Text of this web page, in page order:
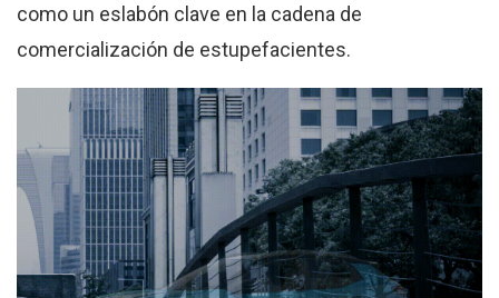
como un eslabón clave en la cadena de
comercialización de estupefacientes.